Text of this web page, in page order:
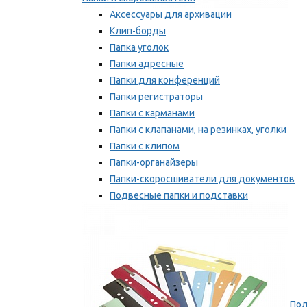
Аксессуары для архивации
Клип-борды
Папка уголок
Папки адресные
Папки для конференций
Папки регистраторы
Папки с карманами
Папки с клапанами, на резинках, уголки
Папки с клипом
Папки-органайзеры
Папки-скоросшиватели для документов
Подвесные папки и подставки